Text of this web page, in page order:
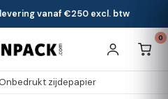
vanaf €250 excl. btw
0
zijdepapier